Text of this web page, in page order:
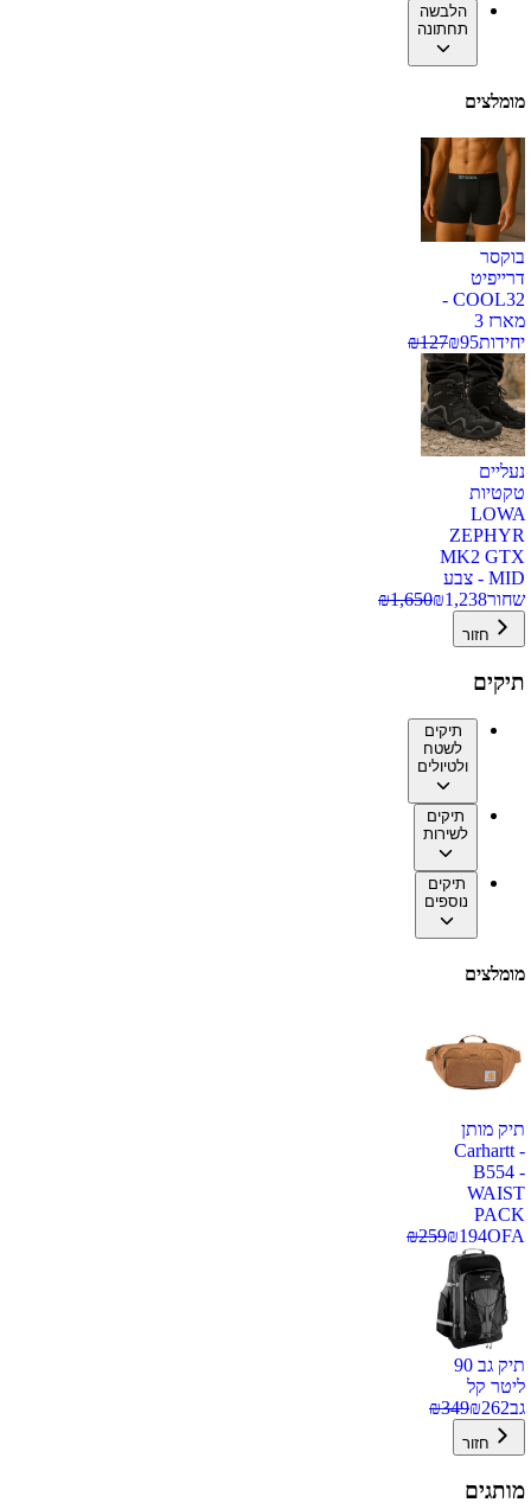
הלבשה
תחתונה
מומלצים
בוקסר
דרייפיט
COOL32 -
מארז 3
יחידות
₪95
₪127
נעליים
טקטיות
LOWA
ZEPHYR
MK2 GTX
MID - צבע
שחור
₪1,238
₪1,650
חזור
תיקים
תיקים
לשטח
ולטיולים
תיקים
לשירות
תיקים
נוספים
מומלצים
תיק מותן
Carhartt -
B554 -
WAIST
PACK
OFA
₪194
₪259
תיק גב 90
ליטר קל
גב
₪262
₪349
חזור
מותגים